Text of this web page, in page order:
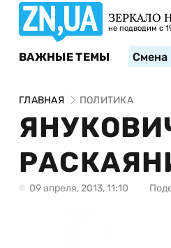
ЗЕРКАЛО
не подводим с
ВАЖНЫЕ ТЕМЫ Смена
ГЛАВНАЯ ПОЛИТИКА
09 апреля, 2013, 11:10